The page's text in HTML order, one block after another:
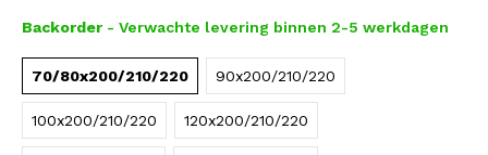
Backorder - Verwachte levering binnen 2-5 werkdagen
70/80x200/210/220 90x200/210/220
100x200/210/220 120x200/210/220